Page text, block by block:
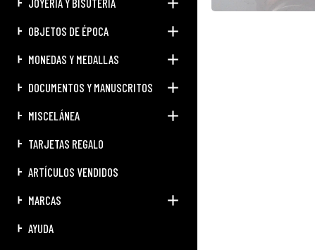
JOYERÍA Y BISUTERÍA
OBJETOS DE ÉPOCA
MONEDAS Y MEDALLAS
DOCUMENTOS Y MANUSCRITOS
MISCELÁNEA
TARJETAS REGALO
ARTÍCULOS VENDIDOS
MARCAS
AYUDA